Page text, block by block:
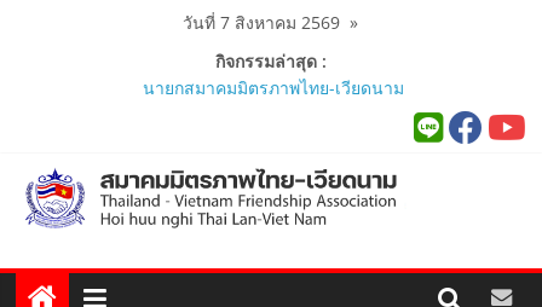
วันที่ 7 สิงหาคม 2569»
กิจกรรมล่าสุด :
นายกสมาคมมิตรภาพไทย-เวียดนาม
เยือนเวียดนามอย่างเป็นทางการ..
ผู้นำเวียดนาม-ไทย ร่วมแสดงวิสัยทัศน์
งาน Thailand–Vietnam Business
สัมพันธ์ทางการทูต..